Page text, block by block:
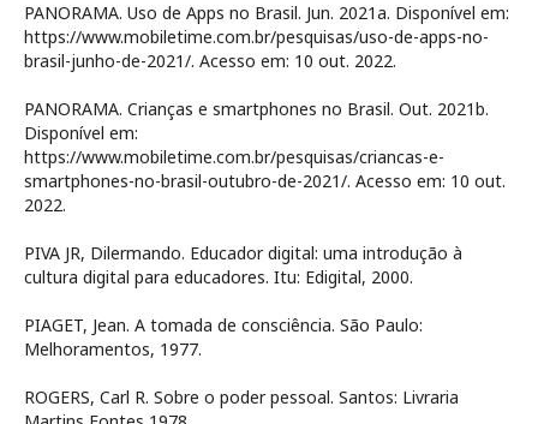
PANORAMA. Uso de Apps no Brasil. Jun. 2021a. Disponível em:
https://www.mobiletime.com.br/pesquisas/uso-de-apps-no-
brasil-junho-de-2021/. Acesso em: 10 out. 2022.
PANORAMA. Crianças e smartphones no Brasil. Out. 2021b.
Disponível em:
https://www.mobiletime.com.br/pesquisas/criancas-e-
smartphones-no-brasil-outubro-de-2021/. Acesso em: 10 out.
2022.
PIVA JR, Dilermando. Educador digital: uma introdução à
cultura digital para educadores. Itu: Edigital, 2000.
PIAGET, Jean. A tomada de consciência. São Paulo:
Melhoramentos, 1977.
ROGERS, Carl R. Sobre o poder pessoal. Santos: Livraria